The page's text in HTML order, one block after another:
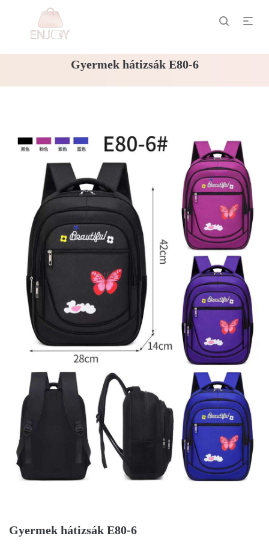
Gyermek hátizsák E80-6
Gyermek hátizsák E80-6